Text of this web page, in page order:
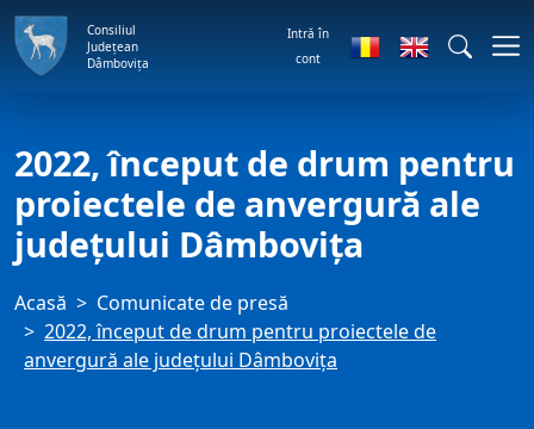
Consiliul
Județean
Dâmbovița
Intră în
cont
2022, început de drum pentru
proiectele de anvergură ale
județului Dâmbovița
Acasă
Comunicate de presă
2022, început de drum pentru proiectele de
anvergură ale județului Dâmbovița